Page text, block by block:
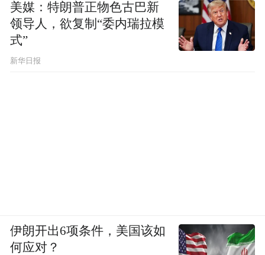
美媒：特朗普正物色古巴新
领导人，欲复制“委内瑞拉模
式”
新华日报
伊朗开出6项条件，美国该如
何应对？